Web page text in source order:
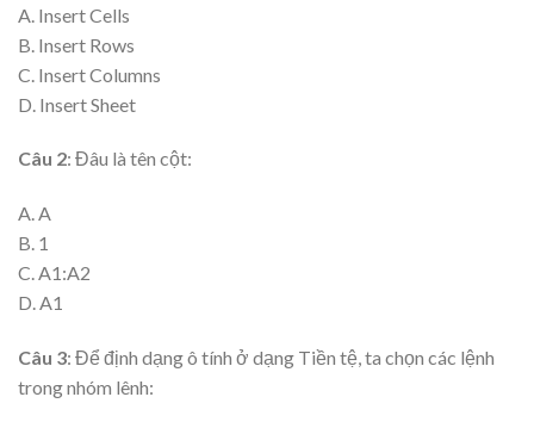
A. Insert Cells
B. Insert Rows
C. Insert Columns
D. Insert Sheet
Câu 2: Đâu là tên cột:
A. A
B. 1
C. A1:A2
D. A1
Câu 3: Để định dạng ô tính ở dạng Tiền tệ, ta chọn các lệnh
trong nhóm lênh: